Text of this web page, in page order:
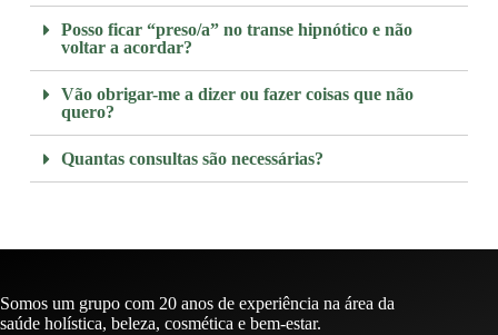
Posso ficar “preso/a” no transe hipnótico e não
voltar a acordar?
Vão obrigar-me a dizer ou fazer coisas que não
quero?
Quantas consultas são necessárias?
Somos um grupo com 20 anos de experiência na área da
saúde holística, beleza, cosmética e bem-estar.